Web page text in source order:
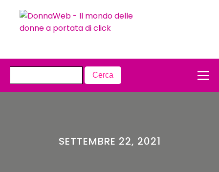
SETTEMBRE 22, 2021